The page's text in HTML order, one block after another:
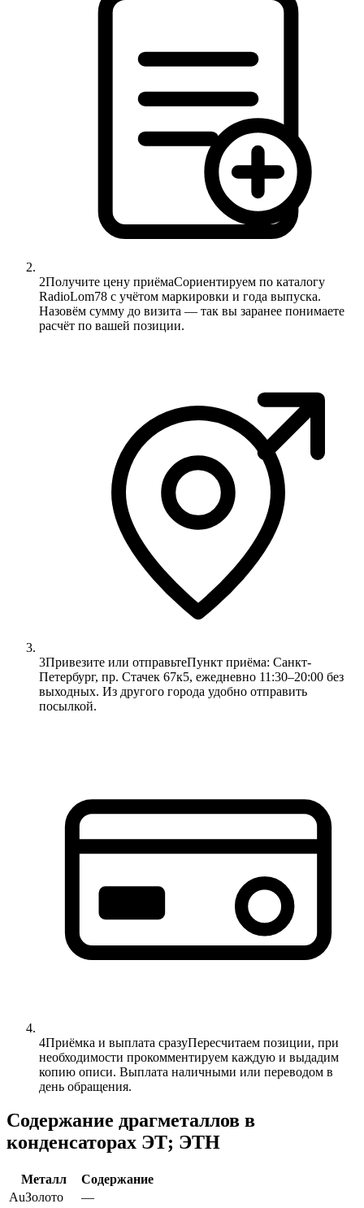
2Получите цену приёмаСориентируем по каталогу
RadioLom78 с учётом маркировки и года выпуска.
Назовём сумму до визита — так вы заранее понимаете
расчёт по вашей позиции.
3Привезите или отправьтеПункт приёма: Санкт-
Петербург, пр. Стачек 67к5, ежедневно 11:30–20:00 без
выходных. Из другого города удобно отправить
посылкой.
4Приёмка и выплата сразуПересчитаем позиции, при
необходимости прокомментируем каждую и выдадим
копию описи. Выплата наличными или переводом в
день обращения.
Содержание драгметаллов в
конденсаторах ЭТ; ЭТН
Металл
Содержание
AuЗолото —